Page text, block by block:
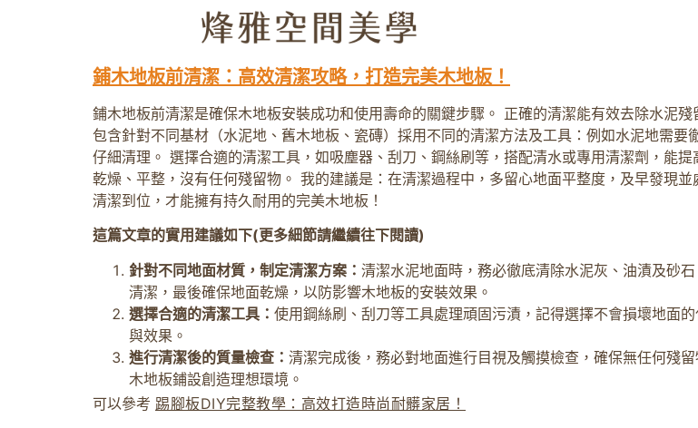
鋪木地板前清潔：高效清潔攻略，打造完美木地板！
鋪木地板前清潔是確保木地板安裝成功和使用壽命的關鍵步驟。 正確的清潔能有效去除水泥
包含針對不同基材（水泥地、舊木地板、瓷磚）採用不同的清潔方法及工具：例如水泥地需
仔細清理。 選擇合適的清潔工具，如吸塵器、刮刀、鋼絲刷等，搭配清水或專用清潔劑，能
乾燥、平整，沒有任何殘留物。 我的建議是：在清潔過程中，多留心地面平整度，及早發現
清潔到位，才能擁有持久耐用的完美木地板！
這篇文章的實用建議如下(更多細節請繼續往下閱讀)
針對不同地面材質，制定清潔方案： 清潔水泥地面時，務必徹底清除水泥灰、油漬及砂
清潔，最後確保地面乾燥，以防影響木地板的安裝效果。
選擇合適的清潔工具： 使用鋼絲刷、刮刀等工具處理頑固污漬，記得選擇不會損壞地面
與效果。
進行清潔後的質量檢查： 清潔完成後，務必對地面進行目視及觸摸檢查，確保無任何殘
木地板鋪設創造理想環境。
可以參考 踢腳板DIY完整教學：高效打造時尚耐髒家居！